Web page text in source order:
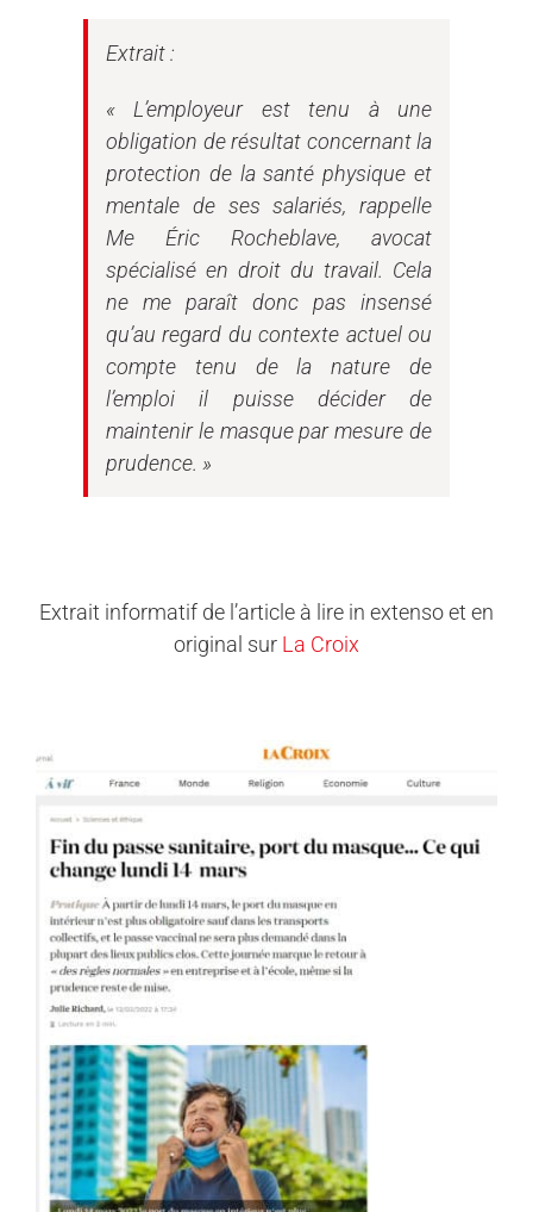
Extrait :
« L’employeur est tenu à une
obligation de résultat concernant la
protection de la santé physique et
mentale de ses salariés, rappelle
Me Éric Rocheblave, avocat
spécialisé en droit du travail. Cela
ne me paraît donc pas insensé
qu’au regard du contexte actuel ou
compte tenu de la nature de
l’emploi il puisse décider de
maintenir le masque par mesure de
prudence. »
Extrait informatif de l’article à lire in extenso et en
original sur La Croix